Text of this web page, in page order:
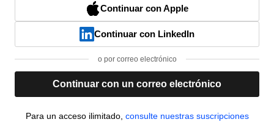
Continuar con Apple
Continuar con LinkedIn
o por correo electrónico
Continuar con un correo electrónico
Para un acceso ilimitado, consulte nuestras suscripciones